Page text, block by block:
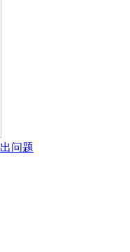
问题